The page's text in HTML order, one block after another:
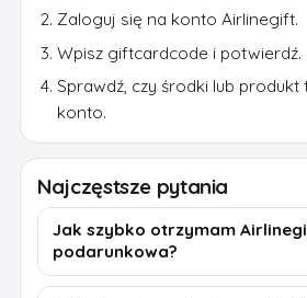
Zaloguj się na konto Airlinegift.
Wpisz giftcardcode i potwierdź.
Sprawdź, czy środki lub produkt
konto.
Najczęstsze pytania
Jak szybko otrzymam
podarunkowa?